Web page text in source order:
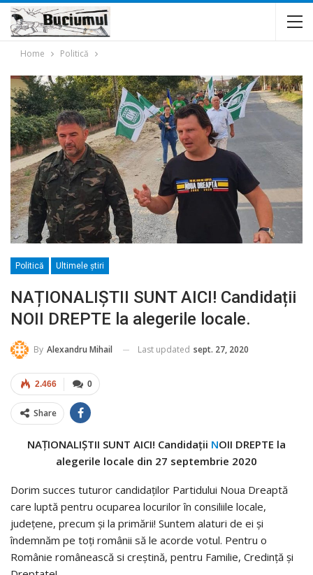
Home Politică
Politică Ultimele ştiri
NAȚIONALIȘTII SUNT AICI! Candidații
NOII DREPTE la alegerile locale.
By Alexandru Mihail Last updated sept. 27, 2020
0
2.466
Share
NAȚIONALIȘTII SUNT AICI! Candidații NOII DREPTE la
alegerile locale din 27 septembrie 2020
Dorim succes tuturor candidaților Partidului Noua Dreaptă
care luptă pentru ocuparea locurilor în consiliile locale,
județene, precum și la primării! Suntem alaturi de ei și
îndemnăm pe toți românii să le acorde votul. Pentru o
Românie românească si creștină, pentru Familie, Credință și